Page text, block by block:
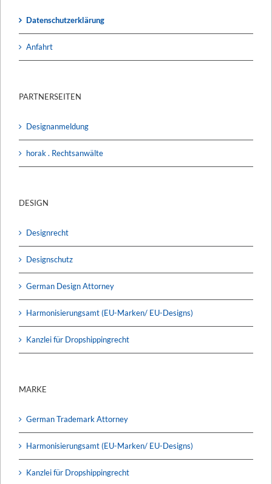
Datenschutzerklärung
Anfahrt
PARTNERSEITEN
Designanmeldung
horak . Rechtsanwälte
DESIGN
Designrecht
Designschutz
German Design Attorney
Harmonisierungsamt (EU-Marken/ EU-Designs)
Kanzlei für Dropshippingrecht
MARKE
German Trademark Attorney
Harmonisierungsamt (EU-Marken/ EU-Designs)
Kanzlei für Dropshippingrecht